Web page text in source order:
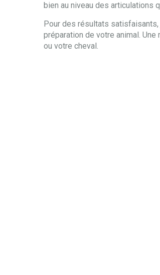
bien au niveau des articulations
Pour des résultats satisfaisants,
préparation de votre animal.
ou votre cheval.